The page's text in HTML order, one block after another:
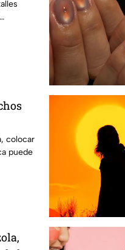
colocar
puede